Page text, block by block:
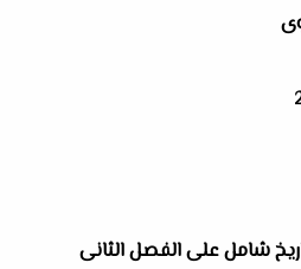
شامل على الفصل الثانى